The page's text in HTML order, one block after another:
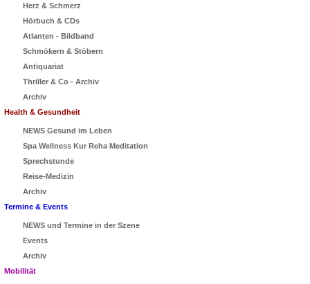
Herz & Schmerz
Hörbuch & CDs
Atlanten - Bildband
Schmökern & Stöbern
Antiquariat
Thriller & Co - Archiv
Archiv
Health & Gesundheit
NEWS Gesund im Leben
Spa Wellness Kur Reha Meditation
Sprechstunde
Reise-Medizin
Archiv
Termine & Events
NEWS und Termine in der Szene
Events
Archiv
Mobilität